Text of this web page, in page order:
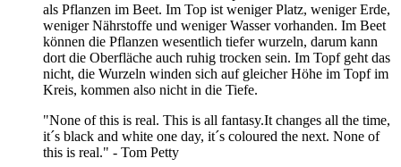
als Pflanzen im Beet. Im Top ist weniger Platz, weniger Erde,
weniger Nährstoffe und weniger Wasser vorhanden. Im Beet
können die Pflanzen wesentlich tiefer wurzeln, darum kann
dort die Oberfläche auch ruhig trocken sein. Im Topf geht das
nicht, die Wurzeln winden sich auf gleicher Höhe im Topf im
Kreis, kommen also nicht in die Tiefe.
"None of this is real. This is all fantasy.It changes all the time,
it´s black and white one day, it´s coloured the next. None of
this is real." - Tom Petty